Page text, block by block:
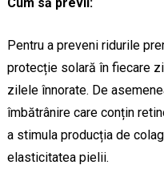
Pentru a preveni ridurile
protecție solară în fiecare
zilele înnorate. De
îmbătrânire care conțin
a stimula producția de
elasticitatea pielii.